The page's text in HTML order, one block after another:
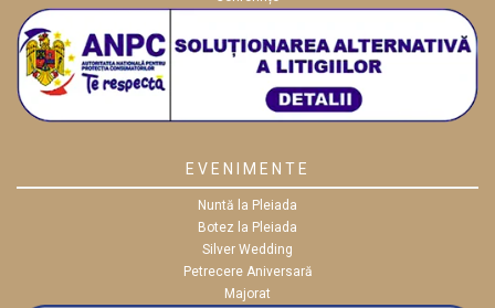
EVENIMENTE
Nuntă la Pleiada
Botez la Pleiada
Silver Wedding
Petrecere Aniversară
Majorat